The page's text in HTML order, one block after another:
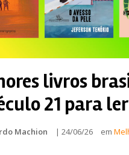
livros
21 para
Machion | 24/06/26 em